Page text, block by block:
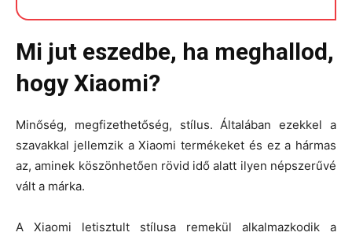
Mi jut eszedbe, ha meghallod,
hogy Xiaomi?
Minőség, megfizethetőség, stílus. Általában ezekkel a
szavakkal jellemzik a Xiaomi termékeket és ez a hármas
az, aminek köszönhetően rövid idő alatt ilyen népszerűvé
vált a márka.
A Xiaomi letisztult stílusa remekül alkalmazkodik a